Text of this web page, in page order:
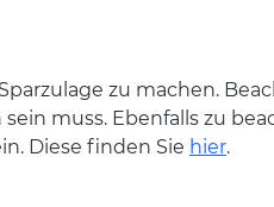
zu machen.
muss. Ebenfalls zu
Diese finden Sie hier.